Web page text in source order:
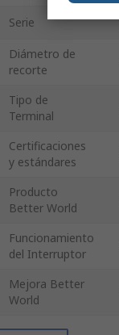
Serie
Diámetro de
recorte
Tipo de
Terminal
Certificaciones
y estándares
Producto
Better World
Funcionamiento
del Interruptor
Mejora Better
World